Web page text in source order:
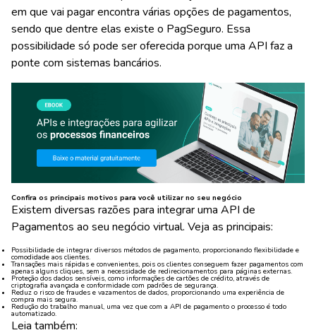
em que vai pagar encontra várias opções de pagamentos,
sendo que dentre elas existe o PagSeguro. Essa
possibilidade só pode ser oferecida porque uma API faz a
ponte com sistemas bancários.
Confira os principais motivos para você utilizar no seu negócio
Existem diversas razões para integrar uma API de
Pagamentos ao seu negócio virtual. Veja as principais:
Possibilidade de integrar diversos métodos de pagamento, proporcionando flexibilidade e
comodidade aos clientes.
Transações mais rápidas e convenientes, pois os clientes conseguem fazer pagamentos com
apenas alguns cliques, sem a necessidade de redirecionamentos para páginas externas.
Proteção dos dados sensíveis, como informações de cartões de crédito, através de
criptografia avançada e conformidade com padrões de segurança.
Reduz o risco de fraudes e vazamentos de dados, proporcionando uma experiência de
compra mais segura.
Redução do trabalho manual, uma vez que com a API de pagamento o processo é todo
automatizado.
Leia também: